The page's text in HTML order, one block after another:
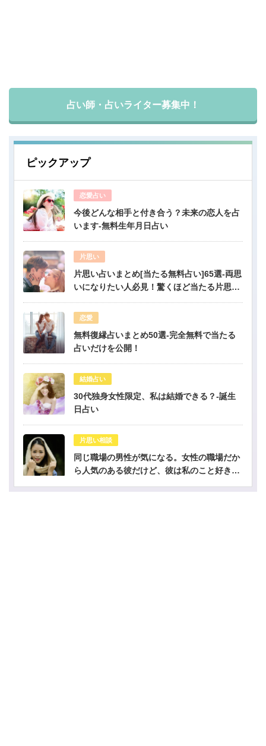
占い師・占いライター募集中！
ピックアップ
恋愛占い
今後どんな相手と付き合う？未来の恋人を占
います-無料生年月日占い
片思い
片思い占いまとめ[当たる無料占い]65選-両思
いになりたい人必見！驚くほど当たる片思い
恋愛
無料復縁占いまとめ50選-完全無料で当たる
占いだけを公開！
結婚占い
30代独身女性限定、私は結婚できる？-誕生
日占い
片思い相談
同じ職場の男性が気になる。女性の職場だか
ら人気のある彼だけど、彼は私のこと好き？-